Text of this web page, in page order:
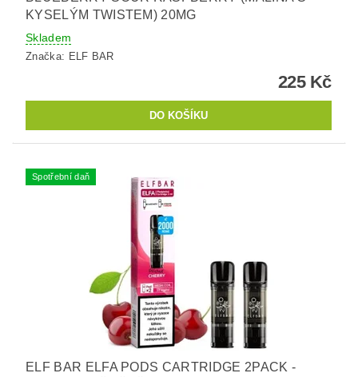
KYSELÝM TWISTEM) 20MG
Skladem
Značka: ELF BAR
225 Kč
Spotřební daň
ELF BAR ELFA PODS CARTRIDGE 2PACK -